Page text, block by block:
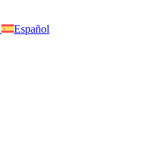
Español